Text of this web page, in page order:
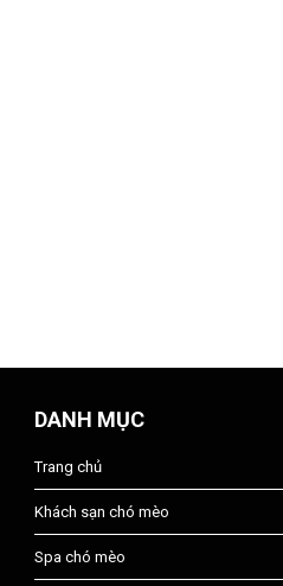
DANH MỤC
Trang chủ
Khách sạn chó mèo
Spa chó mèo